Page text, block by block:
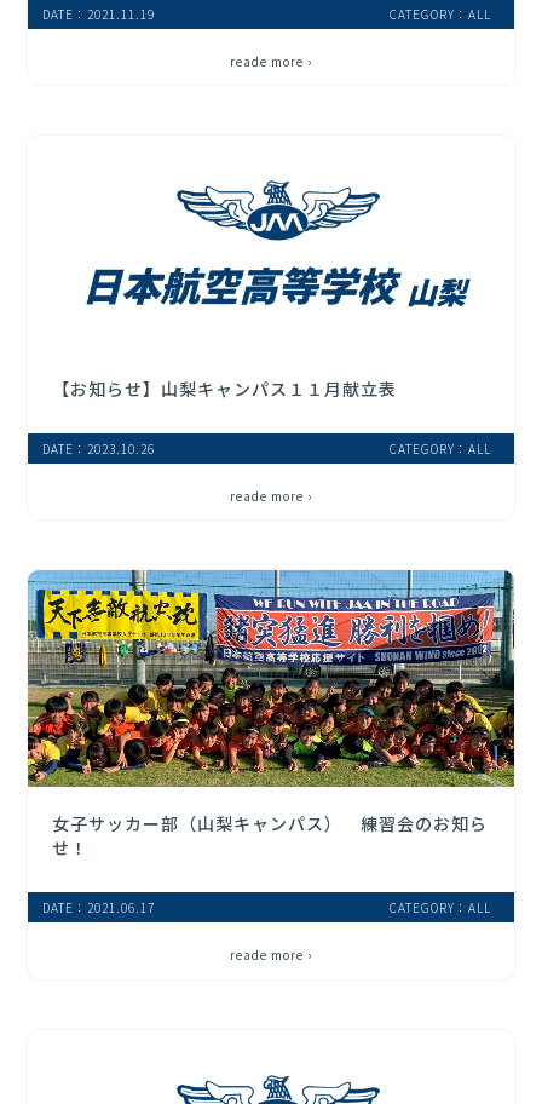
DATE：2021.11.19 CATEGORY：ALL
reade more ›
【お知らせ】山梨キャンパス１１月献立表
DATE：2023.10.26 CATEGORY：ALL
reade more ›
女子サッカー部（山梨キャンパス） 練習会のお知ら
せ！
DATE：2021.06.17 CATEGORY：ALL
reade more ›